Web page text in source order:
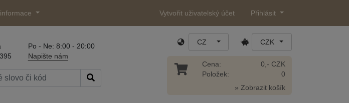
Vytvořit uživatelský účet Přihlásit
Po - Ne: 8:00 - 20:00
Napište nám
CZ CZK
Cena:
Položek:
0,- CZK
0
» Zobrazit košík